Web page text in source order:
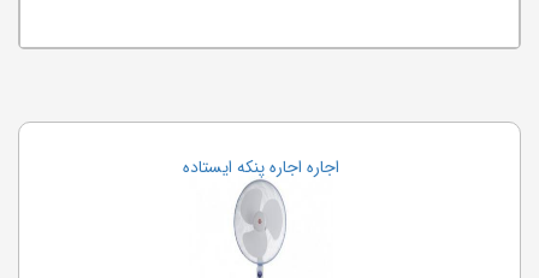
اجاره اجاره پنکه ایستاده